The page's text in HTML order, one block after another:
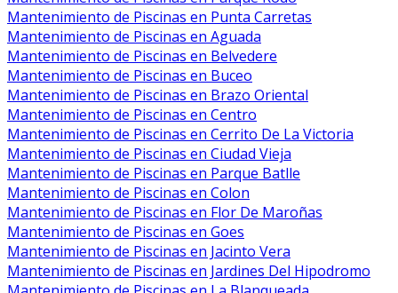
Mantenimiento de Piscinas en Punta Carretas
Mantenimiento de Piscinas en Aguada
Mantenimiento de Piscinas en Belvedere
Mantenimiento de Piscinas en Buceo
Mantenimiento de Piscinas en Brazo Oriental
Mantenimiento de Piscinas en Centro
Mantenimiento de Piscinas en Cerrito De La Victoria
Mantenimiento de Piscinas en Ciudad Vieja
Mantenimiento de Piscinas en Parque Batlle
Mantenimiento de Piscinas en Colon
Mantenimiento de Piscinas en Flor De Maroñas
Mantenimiento de Piscinas en Goes
Mantenimiento de Piscinas en Jacinto Vera
Mantenimiento de Piscinas en Jardines Del Hipodromo